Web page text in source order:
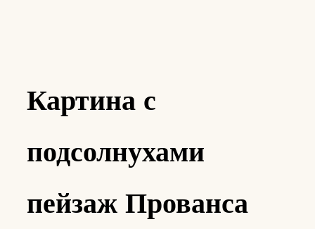
Картина с
подсолнухами
пейзаж Прованса